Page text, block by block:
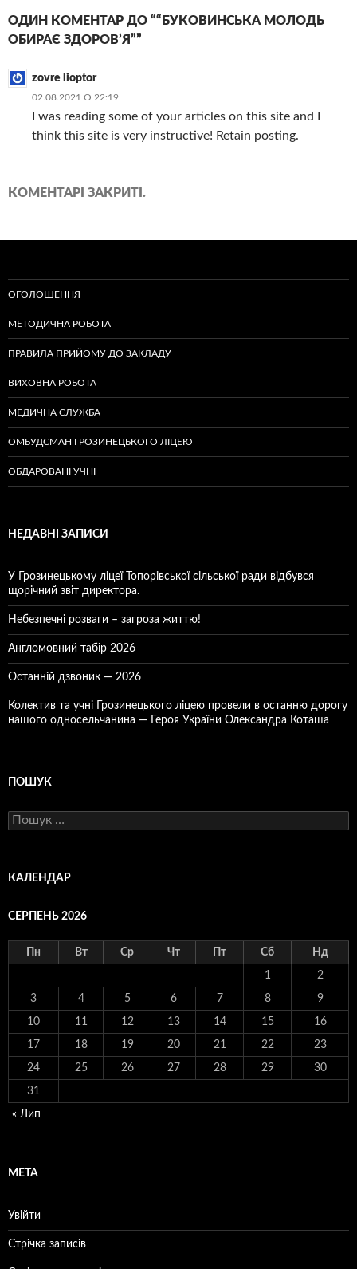
ОДИН КОМЕНТАР ДО ““БУКОВИНСЬКА МОЛОДЬ
ОБИРАЄ ЗДОРОВ’Я””
zovre lioptor
02.08.2021 О 22:19
I was reading some of your articles on this site and I
think this site is very instructive! Retain posting.
КОМЕНТАРІ ЗАКРИТІ.
ОГОЛОШЕННЯ
МЕТОДИЧНА РОБОТА
ПРАВИЛА ПРИЙОМУ ДО ЗАКЛАДУ
ВИХОВНА РОБОТА
МЕДИЧНА СЛУЖБА
ОМБУДСМАН ГРОЗИНЕЦЬКОГО ЛІЦЕЮ
ОБДАРОВАНІ УЧНІ
НЕДАВНІ ЗАПИСИ
У Грозинецькому ліцеї Топорівської сільської ради відбувся
щорічний звіт директора.
Небезпечні розваги – загроза життю!
Англомовний табір 2026
Останній дзвоник — 2026
Колектив та учні Грозинецького ліцею провели в останню дорогу
нашого односельчанина — Героя України Олександра Коташа
ПОШУК
Пошук:
КАЛЕНДАР
СЕРПЕНЬ 2026
Пн Вт Ср Чт Пт Сб Нд
1 2
3 4 5 6 7 8 9
10 11 12 13 14 15 16
17 18 19 20 21 22 23
24 25 26 27 28 29 30
31
« Лип
МЕТА
Увійти
Стрічка записів